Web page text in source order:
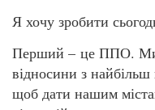
Я хочу зробити
Перший – це ППО. Ми
відносини з
щоб дати нашим